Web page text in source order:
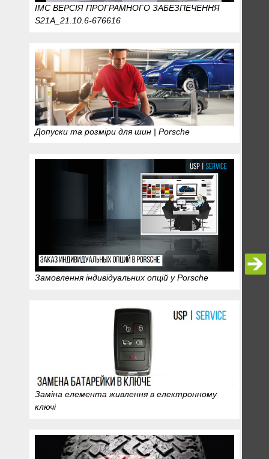
IMC ВЕРСІЯ ПРОГРАМНОГО ЗАБЕЗПЕЧЕННЯ
S21A_21.10.6-676616
Допуски та розміри для шин | Porsche
Замовлення індивідуальних опцій у Porsche
Заміна елемента живлення в електронному
ключі